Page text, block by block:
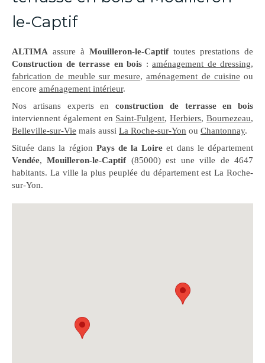
le-Captif
ALTIMA assure à Mouilleron-le-Captif toutes prestations de
Construction de terrasse en bois : aménagement de dressing,
fabrication de meuble sur mesure,aménagement de cuisine ou
encore aménagement intérieur.
Nos artisans experts en construction de terrasse en bois
interviennent également en Saint-Fulgent,Herbiers,Bournezeau,
Belleville-sur-Vie mais aussi La Roche-sur-Yon ou Chantonnay.
Située dans la région Pays de la Loire et dans le département
Vendée,Mouilleron-le-Captif (85000) est une ville de 4647
habitants. La ville la plus peuplée du département est La Roche-
sur-Yon.